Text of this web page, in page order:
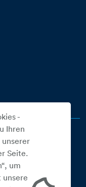
-
Ihren
unserer
Seite.
um
unsere